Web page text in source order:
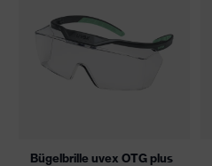
Bügelbrille uvex OTG plus